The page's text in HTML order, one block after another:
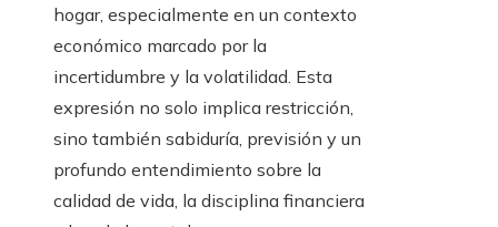
hogar, especialmente en un contexto
económico marcado por la
incertidumbre y la volatilidad. Esta
expresión no solo implica restricción,
sino también sabiduría, previsión y un
profundo entendimiento sobre la
calidad de vida, la disciplina financiera